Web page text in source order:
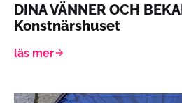
DINA VÄNNER OCH
Konstnärshuset
läs mer